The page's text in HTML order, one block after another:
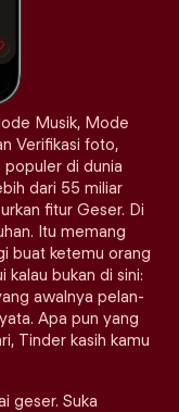
Musik, Mode
Verifikasi foto,
di dunia
dari 55 miliar
fitur Geser. Di
Itu memang
buat ketemu orang
kalau bukan di sini:
awalnya pelan-
Apa pun yang
Tinder kasih kamu
geser. Suka